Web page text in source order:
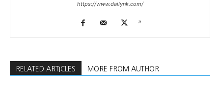
https://www.dailynk.com/
RELATED ARTICLES MORE FROM AUTHOR